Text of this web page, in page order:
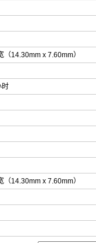
14.30mm x 7.60mm）
时
14.30mm x 7.60mm）